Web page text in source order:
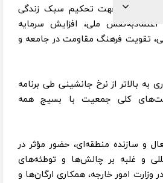
در جهت تحکیم سبک زندگی
اعتمادبه‌نفس ملی، افزایش سرمایه
تقویت فرهنگ مقاومت در جامعه و
بالاتر از نرخ جانشینی طی برنامه
کلی جمعیت با بسیج همه
سازنده منطقه‌ای، حضور مؤثر در
و غلبه بر چالش‌ها و توطئه‌های
وزارت امور خارجه، همکاری ارگان‌ها و